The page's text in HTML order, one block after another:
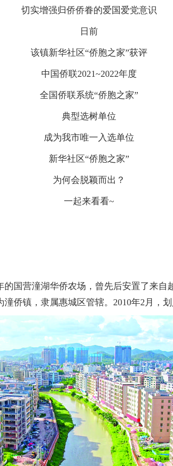
切实增强归侨侨眷的爱国爱党意识
日前
该镇新华社区“侨胞之家”获评
中国侨联2021~2022年度
全国侨联系统“侨胞之家”
典型选树单位
成为我市唯一入选单位
新华社区“侨胞之家”
为何会脱颖而出？
一起来看看~
营潼湖华侨农场，曾先后安置了来自
侨镇，隶属惠城区管辖。2010年2月，划